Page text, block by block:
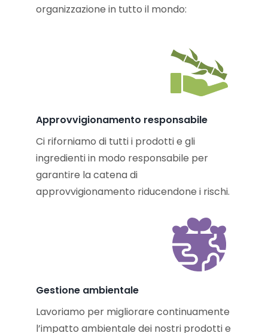
organizzazione in tutto il mondo:
Approvvigionamento responsabile
Ci riforniamo di tutti i prodotti e gli
ingredienti in modo responsabile per
garantire la catena di
approvvigionamento riducendone i rischi.
Gestione ambientale
Lavoriamo per migliorare continuamente
l’impatto ambientale dei nostri prodotti e